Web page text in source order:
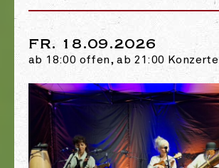
FR. 18.09.2026
ab 18:00 offen, ab 21:00 Konzerte